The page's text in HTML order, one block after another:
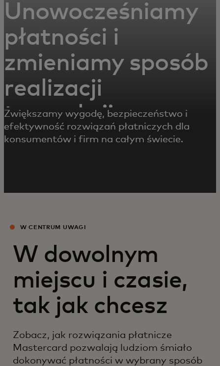
Unowocześniamy
płatności i
zmieniamy sposób
realizacji
transakcji
Zwiększamy wygodę, bezpieczeństwo i
efektywność rozwiązań płatniczych dla
konsumentów i firm na całym świecie.
W CENTRUM UWAGI
W dowolnym
miejscu i czasie,
tak jak chcesz
Zobacz, jak rozwiązania płatnicze
Mastercard pozwalają ludziom śmiało
dokonywać płatności w wybrany sposób